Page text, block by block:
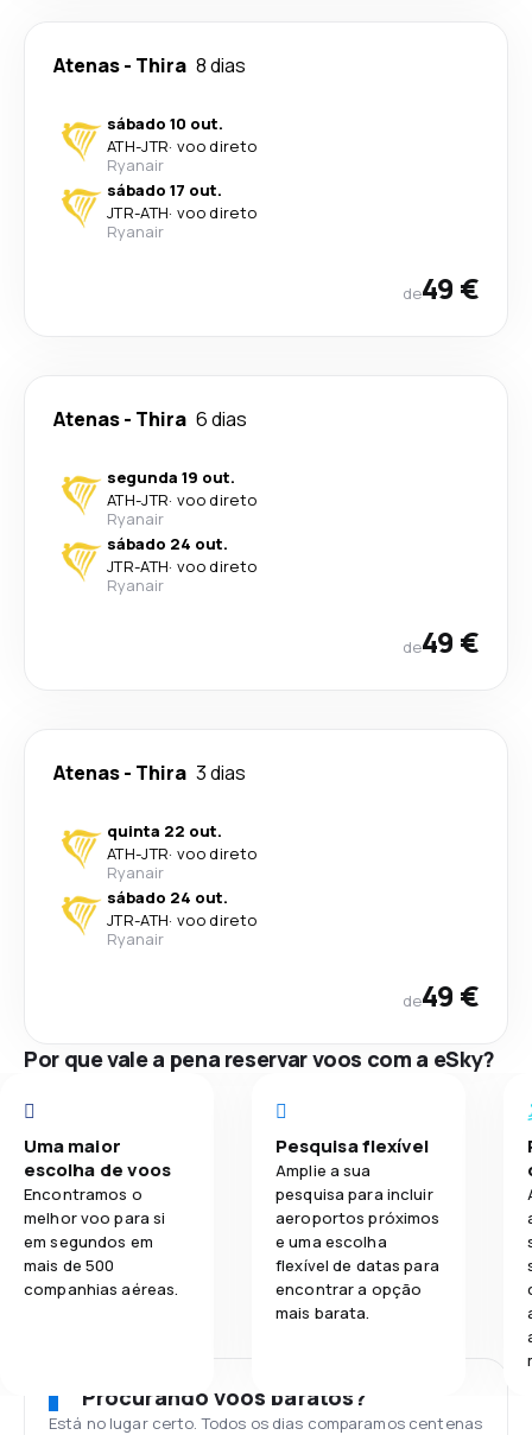
Atenas- Thira 8 dias
sábado 10 out.
ATH-JTR· voo direto
Ryanair
sábado 17 out.
JTR-ATH· voo direto
Ryanair
de49 €
Atenas- Thira 6 dias
segunda 19 out.
ATH-JTR· voo direto
Ryanair
sábado 24 out.
JTR-ATH· voo direto
Ryanair
de49 €
Atenas- Thira 3 dias
quinta 22 out.
ATH-JTR· voo direto
Ryanair
sábado 24 out.
JTR-ATH· voo direto
Ryanair
de49 €
Por que vale a pena reservar voos com a eSky?
Uma maior
escolha de voos
Encontramos o
melhor voo para si
em segundos em
mais de 500
companhias aéreas.
Pesquisa flexível
Amplie a sua
pesquisa para incluir
aeroportos próximos
e uma escolha
flexível de datas para
encontrar a opção
mais barata.
Procurando voos baratos?
Está no lugar certo. Todos os dias comparamos centenas